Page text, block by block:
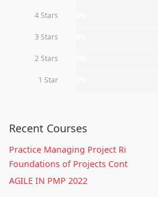
4 Stars
3 Stars
2 Stars
1 Star
Recent Courses
Practice Managing Project Ri
Foundations of Projects Cont
AGILE IN PMP 2022